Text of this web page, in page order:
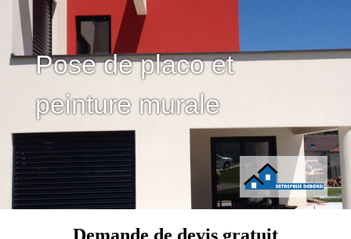
Pose de placo et
peinture murale